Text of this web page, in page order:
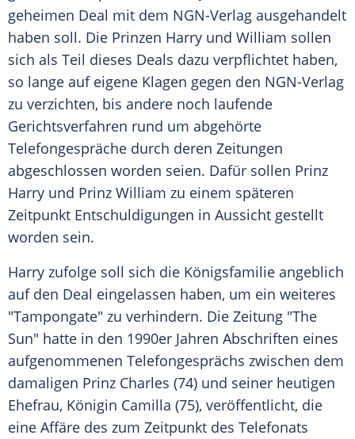
geheimen Deal mit dem NGN-Verlag ausgehandelt
haben soll. Die Prinzen Harry und William sollen
sich als Teil dieses Deals dazu verpflichtet haben,
so lange auf eigene Klagen gegen den NGN-Verlag
zu verzichten, bis andere noch laufende
Gerichtsverfahren rund um abgehörte
Telefongespräche durch deren Zeitungen
abgeschlossen worden seien. Dafür sollen Prinz
Harry und Prinz William zu einem späteren
Zeitpunkt Entschuldigungen in Aussicht gestellt
worden sein.
Harry zufolge soll sich die Königsfamilie angeblich
auf den Deal eingelassen haben, um ein weiteres
"Tampongate" zu verhindern. Die Zeitung "The
Sun" hatte in den 1990er Jahren Abschriften eines
aufgenommenen Telefongesprächs zwischen dem
damaligen Prinz Charles (74) und seiner heutigen
Ehefrau, Königin Camilla (75), veröffentlicht, die
eine Affäre des zum Zeitpunkt des Telefonats